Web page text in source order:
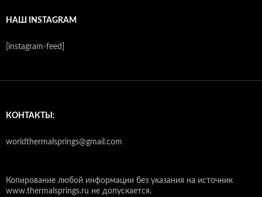
НАШ INSTAGRAM
[instagram-feed]
КОНТАКТЫ:
worldthermalsprings@gmail.com
Копирование любой информации без указания на источник
www.thermalsprings.ru не допускается.